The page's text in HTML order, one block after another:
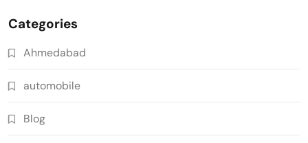
Categories
Ahmedabad
automobile
Blog